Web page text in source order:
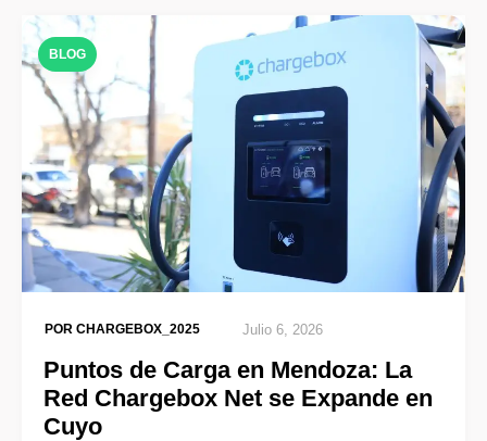
BLOG
POR CHARGEBOX_2025 Julio 6, 2026
Puntos de Carga en Mendoza: La
Red Chargebox Net se Expande en
Cuyo